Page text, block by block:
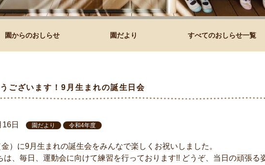
園からのおしらせ 園だより すべてのおしらせ一覧
ございます！9月生まれの誕生日会
日 園だより 令和4年度
）に9月生まれの誕生会をみんなで楽しくお祝いしました。
は、毎日、運動会に向けて練習を行っております!! どうぞ、当日の頑張る